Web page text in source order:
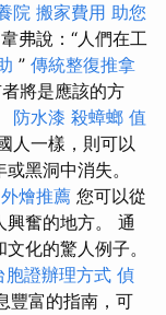
院 搬家費用 助您
韋弗說：“人們在工
” 傳統整復推拿
將是應該的方
防水漆 殺蟑螂 值
人一樣，則可以
黑洞中消失。
外燴推薦 您可以從
興奮的地方。 通
化的驚人例子。
胞證辦理方式 偵
豐富的指南，可